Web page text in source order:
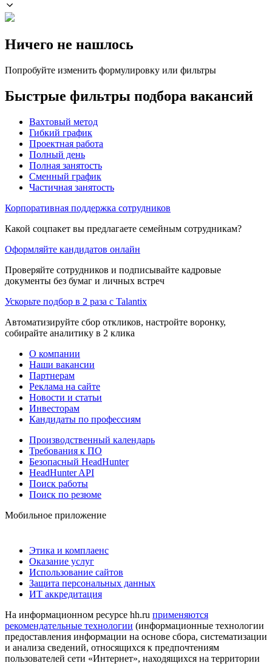
Ничего не нашлось
Попробуйте изменить формулировку или фильтры
Быстрые фильтры подбора вакансий
Вахтовый метод
Гибкий график
Проектная работа
Полный день
Полная занятость
Сменный график
Частичная занятость
Корпоративная поддержка сотрудников
Какой соцпакет вы предлагаете семейным сотрудникам?
Оформляйте кандидатов онлайн
Проверяйте сотрудников и подписывайте кадровые
документы без бумаг и личных встреч
Ускорьте подбор в 2 раза с Talantix
Автоматизируйте сбор откликов, настройте воронку,
собирайте аналитику в 2 клика
О компании
Наши вакансии
Партнерам
Реклама на сайте
Новости и статьи
Инвесторам
Кандидаты по профессиям
Производственный календарь
Требования к ПО
Безопасный HeadHunter
HeadHunter API
Поиск работы
Поиск по резюме
Мобильное приложение
Этика и комплаенс
Оказание услуг
Использование сайтов
Защита персональных данных
ИТ аккредитация
На информационном ресурсе hh.ru применяются
рекомендательные технологии (информационные технологии
предоставления информации на основе сбора, систематизации
и анализа сведений, относящихся к предпочтениям
пользователей сети «Интернет», находящихся на территории